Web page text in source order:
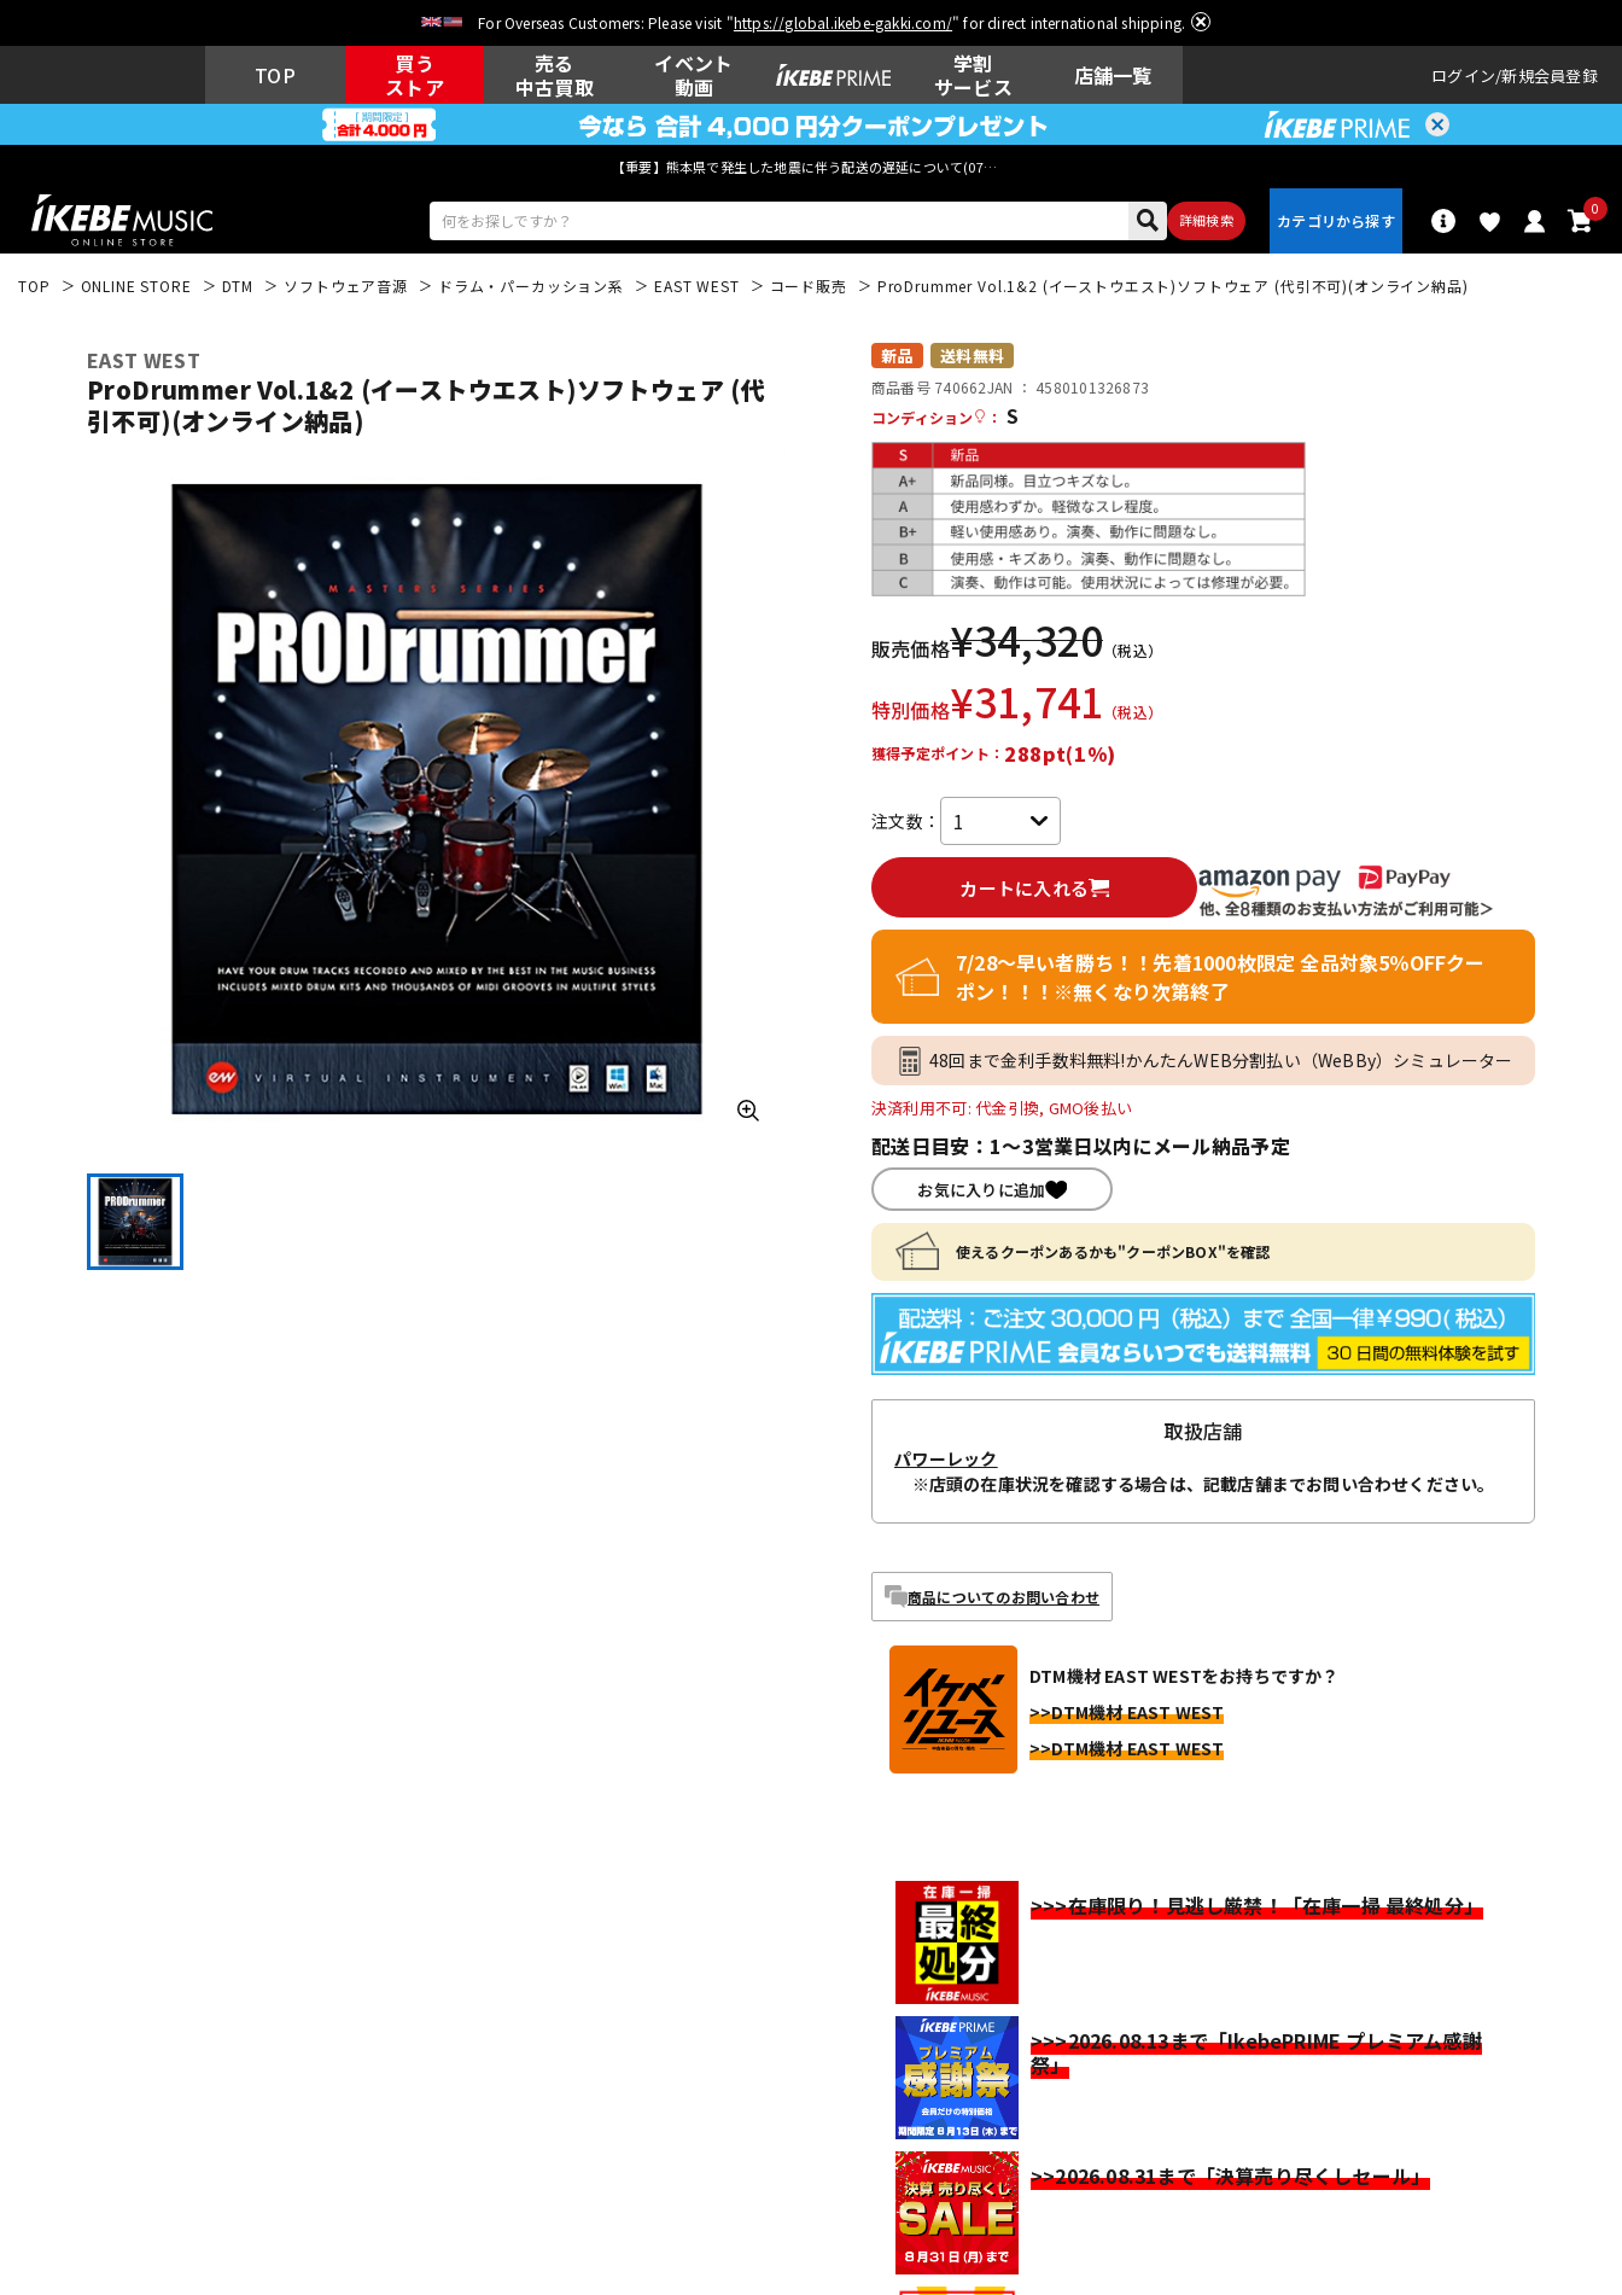
For Overseas Customers: Please visit "https://global.ikebe-gakki.com/" for direct international shipping.
TOP
買う
ストア
売る
中古買取
イベント
動画
学割
サービス
店舗一覧 ログイン 新規会員登録
【重要】熊本県で発生した地震に伴う配送の遅延について(07月29日
詳細検索
0
ウクレレ
その他楽器
DJ機器 DTM オンラ レコーディン
グ機器
配信/ライブ
機器
ヴィンテージ
TOP ONLINE STORE DTM ソフトウェア音源 ドラム・パーカッション系 EAST WEST コード販売 ProDrummer Vol.1&2 (イーストウエスト)ソフトウェア (代引不可)(オンライン納品)
EAST WEST
ProDrummer Vol.1&2 (イーストウエスト)ソフトウェア (代
引不可)(オンライン納品)
新品 送料無料
商品番号 740662JAN ： 4580101326873
コンディション
： S
販売価格¥34,320 （税込）
特別価格¥31,741 （税込）
獲得予定ポイント： 288pt(1%)
注文数：
カートに入れる
7/28～早い者勝ち！！先着1000枚限定 全品対象5％OFFクー
ポン！！！※無くなり次第終了
48回まで金利手数料無料!かんたんWEB分割払い（WeBBy）シミュレーター
決済利用不可: 代金引換, GMO後払い
配送日目安：1～3営業日以内にメール納品予定
お気に入りに追加
使えるクーポンあるかも"クーポンBOX"を確認
取扱店舗
パワーレック
※店頭の在庫状況を確認する場合は、記載店舗までお問い合わせください。
商品についてのお問い合わせ
DTM機材 EAST WESTをお持ちですか？
>>DTM機材 EAST WEST
>>DTM機材 EAST WEST
>>>在庫限り！見逃し厳禁！「在庫一掃 最終処分」
>>>2026.08.13まで「IkebePRIME プレミアム感謝
祭」
>>2026.08.31まで「決算売り尽くしセール」